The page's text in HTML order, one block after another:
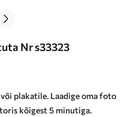
Nr s33323
plakatile. Laadige oma foto
kõigest 5 minutiga.